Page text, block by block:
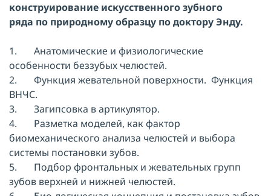
конструирование искусственного зубного
ряда по природному образцу по доктору Энду.
1. Анатомические и физиологические
особенности беззубых челюстей.
2. Функция жевательной поверхности. Функция
ВНЧС.
3. Загипсовка в артикулятор.
4. Разметка моделей, как фактор
биомеханического анализа челюстей и выбора
системы постановки зубов.
5. Подбор фронтальных и жевательных групп
зубов верхней и нижней челюстей.